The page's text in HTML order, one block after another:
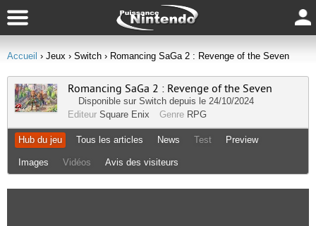
Accueil › Jeux › Switch › Romancing SaGa 2 : Revenge of the Seven
Romancing SaGa 2 : Revenge of the Seven
Disponible sur Switch depuis le 24/10/2024
Editeur Square Enix Genre RPG
Hub du jeu Tous les articles News Test Preview
Images Vidéos Avis des visiteurs